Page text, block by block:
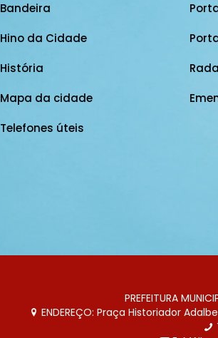
Bandeira
Hino da Cidade
História
Mapa da cidade
Telefones úteis
PREFEITURA
ENDEREÇO: Praça Historiador